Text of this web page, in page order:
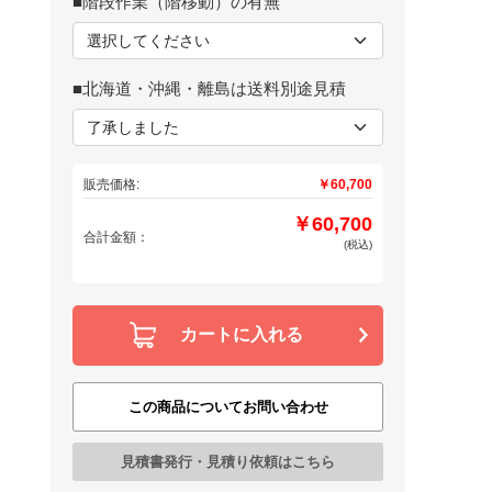
■北海道・沖縄・離島は送料別途見積
販売価格: ￥60,700
合計金額：
￥60,700
(税込)
カートに入れる
この商品についてお問い合わせ
見積書発行・見積り依頼はこちら